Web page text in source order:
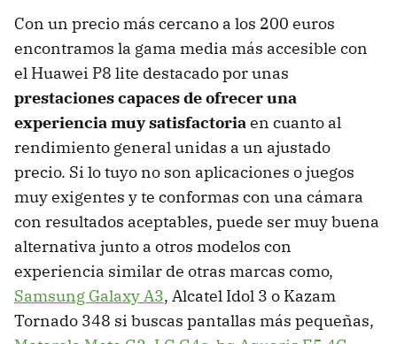
Con un precio más cercano a los 200 euros
encontramos la gama media más accesible con
el Huawei P8 lite destacado por unas
prestaciones capaces de ofrecer una
experiencia muy satisfactoriaen cuanto al
rendimiento general unidas a un ajustado
precio. Si lo tuyo no son aplicaciones o juegos
muy exigentes y te conformas con una cámara
con resultados aceptables, puede ser muy buena
alternativa junto a otros modelos con
experiencia similar de otras marcas como,
Samsung Galaxy A3, Alcatel Idol 3 o Kazam
Tornado 348 si buscas pantallas más pequeñas,